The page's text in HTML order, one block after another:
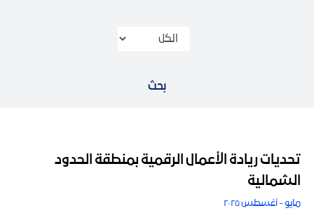
تحديات ريادة الأعمال الرقمية بمنطقة الحدود
الشمالية
مايو - أغسطس ٢٠٢٥